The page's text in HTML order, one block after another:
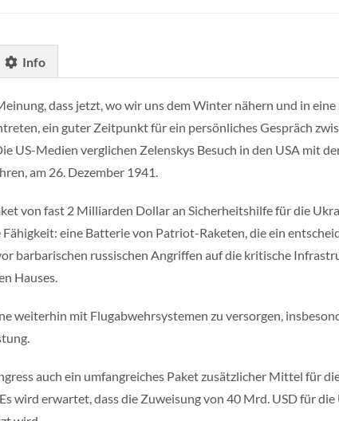
Info
dass jetzt, wo wir uns dem Winter nähern und in eine
ein guter Zeitpunkt für ein persönliches Gespräch
US-Medien verglichen Zelenskys Besuch in den USA mit
am 26. Dezember 1941.
von fast 2 Milliarden Dollar an Sicherheitshilfe für die
eine Batterie von Patriot-Raketen, die ein
barbarischen russischen Angriffen auf die kritische
Hauses.
weiterhin mit Flugabwehrsystemen zu versorgen,
auch ein umfangreiches Paket zusätzlicher Mittel für
wird erwartet, dass die Zuweisung von 40 Mrd. USD für